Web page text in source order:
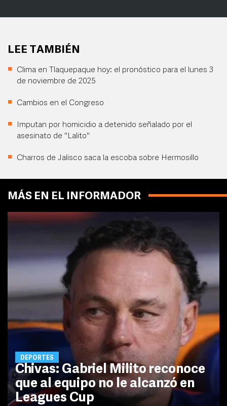
LEE TAMBIÉN
Clima en Tlaquepaque hoy: el pronóstico para el lunes 3
de noviembre de 2025
Cambios en el Congreso
Imputan por homicidio a detenido señalado por el
asesinato de "Lalito"
Charros de Jalisco saca la escoba sobre Hermosillo
MÁS EN EL INFORMADOR
DEPORTES
Chivas: Gabriel Milito reconoce
que al equipo no le alcanzó en
Leagues Cup